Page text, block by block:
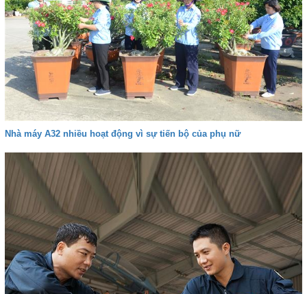
Nhà máy A32 nhiều hoạt động vì sự tiến bộ của phụ nữ